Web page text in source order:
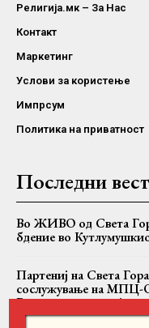
Религија.мк – За Нас
Контакт
Маркетинг
Услови за користење
Импрсум
Политика на приватност
Последни
Во ЖИВО од Света
бдение во
Партениј на Света
сослужување на МПЦ-
Вселенската